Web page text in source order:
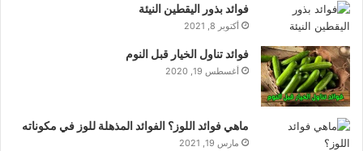
فوائد بذور اليقطين النيئة
أكتوبر 8, 2021
فوائد تناول الخيار قبل النوم
أغسطس 19, 2020
ماهي فوائد اللوز؟ الفوائد المذهلة للوز في مكوناته
مارس 19, 2021